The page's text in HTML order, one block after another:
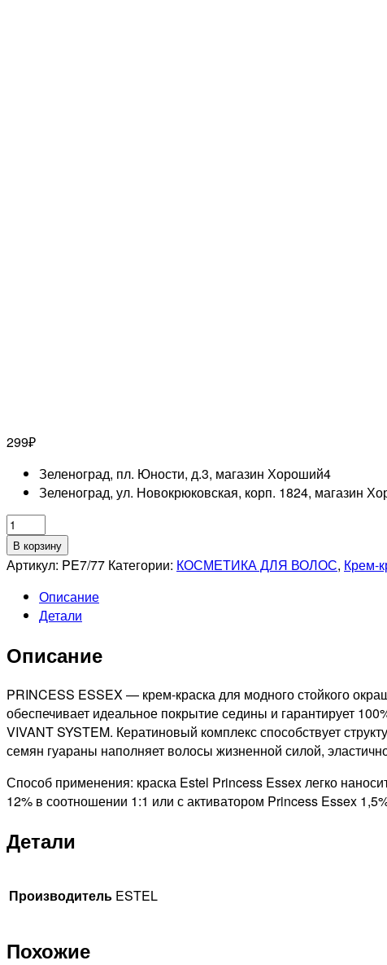
299₽
Зеленоград, пл. Юности, д.3, магазин Хороший4
Зеленоград, ул. Новокрюковская, корп. 1824, магазин
Количество
товара
ESTEL
7/77
PRINCESS
СТОЙКАЯ
КРАСКА
ДЛЯ
ВОЛОС
СРЕДНЕ-
КОРИЧНЕВЫЙ
ИНТЕНСИВНЫЙ,
В корзину
Артикул: PE7/77 Категории: КОСМЕТИКА ДЛЯ ВОЛОС, Крем-
Описание
Детали
Описание
PRINCESS ESSEX — крем-краска для модного стойкого
обеспечивает идеальное покрытие седины и гарантирует
VIVANT SYSTEM. Кератиновый комплекс способствует
семян гуараны наполняет волосы жизненной силой,
Способ применения: краска Estel Princess Essex легко
12% в соотношении 1:1 или с активатором Princess Essex
Детали
Производитель ESTEL
Похожие